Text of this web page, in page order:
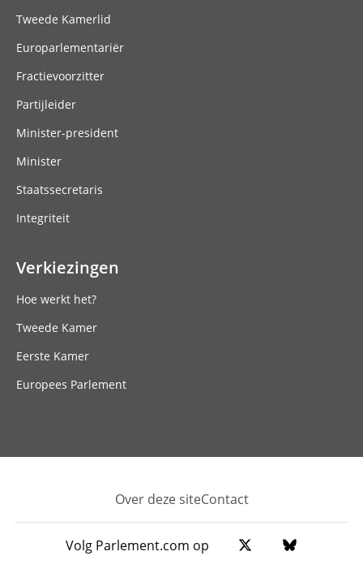
Tweede Kamerlid
Europarlementariër
Fractievoorzitter
Partijleider
Minister-president
Minister
Staatssecretaris
Integriteit
Verkiezingen
Hoe werkt het?
Tweede Kamer
Eerste Kamer
Europees Parlement
Footer
Over deze siteContact
Volg Parlement.com op